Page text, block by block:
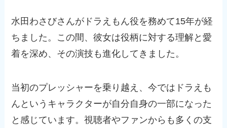
水田わさびさんがドラえもん役を務めて15年が経
ちました。この間、彼女は役柄に対する理解と愛
着を深め、その演技も進化してきました。
当初のプレッシャーを乗り越え、今ではドラえも
んというキャラクターが自分自身の一部になった
と感じています。視聴者やファンからも多くの支